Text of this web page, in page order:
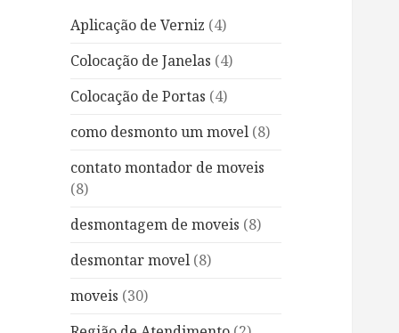
Aplicação de Verniz (4)
Colocação de Janelas (4)
Colocação de Portas (4)
como desmonto um movel (8)
contato montador de moveis
(8)
desmontagem de moveis (8)
desmontar movel (8)
moveis (30)